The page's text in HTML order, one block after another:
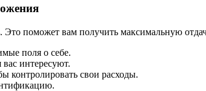
Это поможет вам получить максимальную
поля о себе.
интересуют.
контролировать свои расходы.